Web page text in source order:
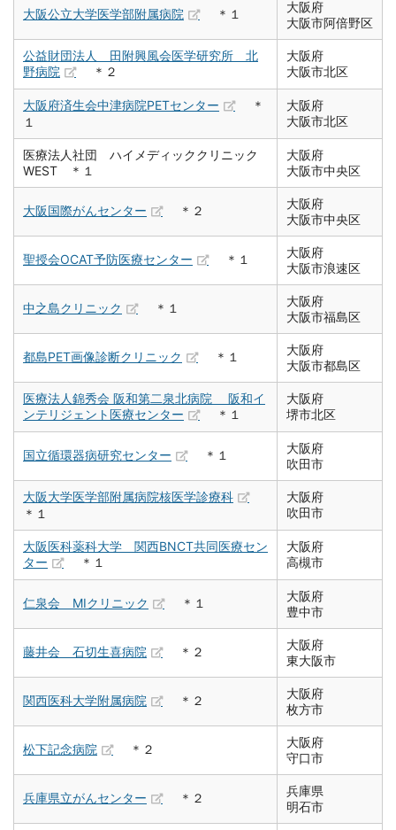
大阪公立大学医学部附属病院 ＊１
大阪府
大阪市阿倍野区
公益財団法人 田附興風会医学研究所 北
野病院
＊２
大阪府
大阪市北区
大阪府済生会中津病院PETセンター
＊
１
大阪府
大阪市北区
医療法人社団 ハイメディッククリニック
WEST ＊１
大阪府
大阪市中央区
大阪国際がんセンター ＊２
大阪府
大阪市中央区
聖授会OCAT予防医療センター ＊１
大阪府
大阪市浪速区
中之島クリニック ＊１
大阪府
大阪市福島区
都島PET画像診断クリニック ＊１
大阪府
大阪市都島区
医療法人錦秀会 阪和第二泉北病院 阪和イ
ンテリジェント医療センター
＊１
大阪府
堺市北区
国立循環器病研究センター ＊１
大阪府
吹田市
大阪大学医学部附属病院核医学診療科
＊１
大阪府
吹田市
大阪医科薬科大学 関西BNCT共同医療セン
ター
＊１
大阪府
高槻市
仁泉会 MIクリニック ＊１
大阪府
豊中市
藤井会 石切生喜病院 ＊２
大阪府
東大阪市
関西医科大学附属病院 ＊２
大阪府
枚方市
松下記念病院 ＊２
大阪府
守口市
兵庫県立がんセンター ＊２
兵庫県
明石市